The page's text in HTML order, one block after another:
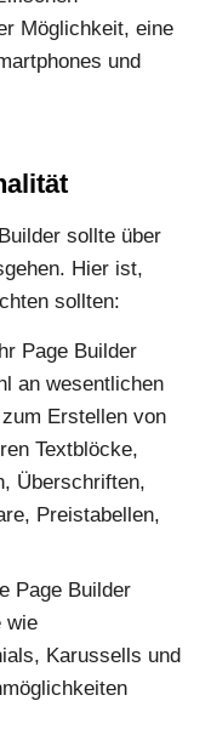
Möglichkeit, eine
und
sollte über
Hier ist,
sollten:
Page Builder
an wesentlichen
Erstellen von
Textblöcke,
Überschriften,
Preistabellen,
Page Builder
wie
Karussells und